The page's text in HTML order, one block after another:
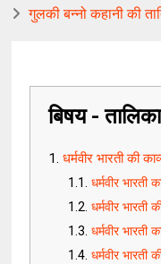
गुलकी बन्नो कहानी की
बिषय - तालिका
धर्मवीर भारती की
धर्मवीर भारती
धर्मवीर भारती
धर्मवीर भारती
धर्मवीर भारती